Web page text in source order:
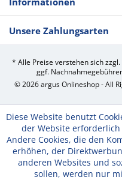
Unsere Zahlungsarten
* Alle Preise verstehen sich
ggf.
© 2026 argus Onlineshop - All
Diese Website benutzt
der Website
Andere Cookies, die den
erhöhen, der
anderen Websites und
sollen, werden nur